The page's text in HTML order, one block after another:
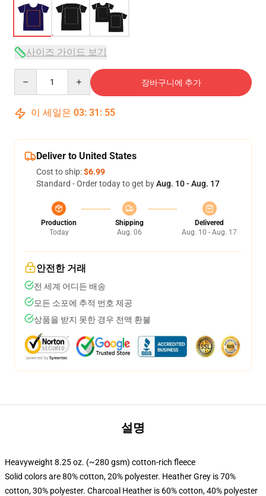
사이즈 가이드 보기
장바구니에 추가
이 세일은 03: 31 : 54
Deliver to United States
Cost to ship:$6.99
Standard - Order today to get byAug. 10 - Aug. 17
Production
Today
Shipping
Aug. 06
Delivered
Aug. 10 - Aug. 17
안전한 거래
전 세계 어디든 배송
모든 소포에 추적 번호 제공
상품을 받지 못한 경우 전액 환불
설명
Heavyweight 8.25 oz. (~280 gsm) cotton-rich fleece
Solid colors are 80% cotton, 20% polyester. Heather Grey is 70%
cotton, 30% polyester. Charcoal Heather is 60% cotton, 40% polyester